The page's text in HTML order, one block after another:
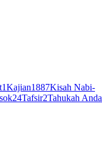
1Kajian1887Kisah Nabi-
24Tafsir2Tahukah Anda